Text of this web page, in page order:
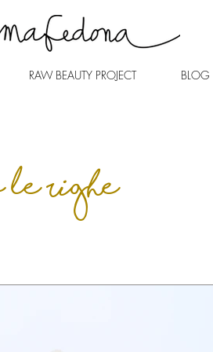
RAW BEAUTY PROJECT BLOG
righe